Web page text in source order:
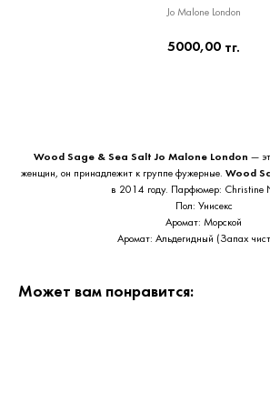
Jo Malone London
5000,00 тг.
Wood Sage & Sea Salt Jo Malone London —
женщин, он принадлежит к группе фужерные. Wood
в 2014 году. Парфюмер: Christine
Пол: Унисекс
Аромат: Морской
Аромат: Альдегидный (Запах
Может вам понравится: